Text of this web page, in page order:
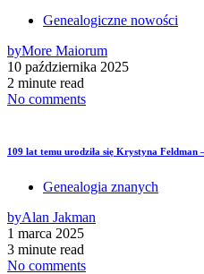
Genealogiczne nowości
byMore Maiorum
10 października 2025
2 minute read
No comments
109 lat temu urodziła się Krystyna
Genealogia znanych
byAlan Jakman
1 marca 2025
3 minute read
No comments